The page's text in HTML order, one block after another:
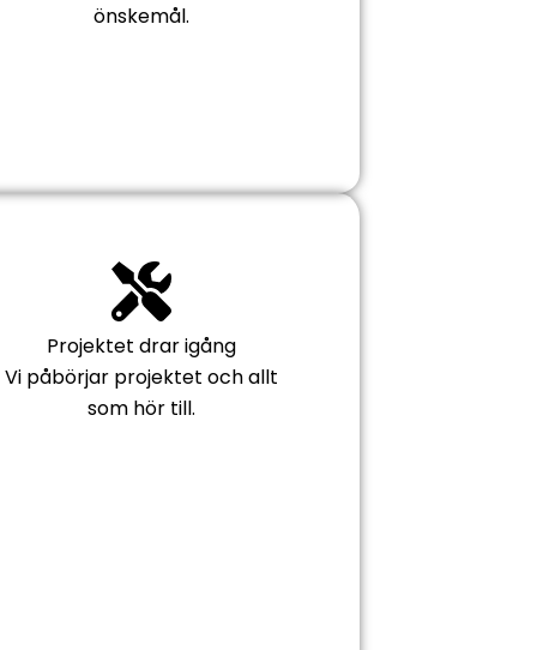
önskemål.
Projektet drar igång
Vi påbörjar projektet och allt
som hör till.